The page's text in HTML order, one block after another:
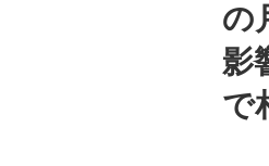
の
影
で